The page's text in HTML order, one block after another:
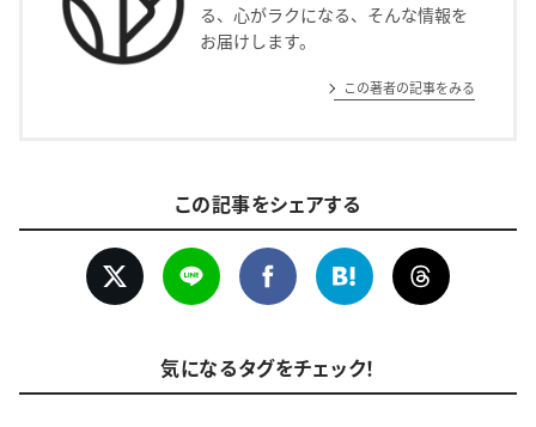
る、心がラクになる、そんな情報を
お届けします。
この著者の記事をみる
この記事をシェアする
気になるタグをチェック！